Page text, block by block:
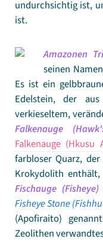
undurchsichtig ist,
ist.
Amazonen
seinen
Es ist ein
Edelstein, der
verkieseltem,
Falkenauge
Falkenauge (Hkusu
farbloser Quarz,
Krokydolith
Fischauge (Fisheye)
Fisheye Stone
(Apofiraito)
Zeolithen